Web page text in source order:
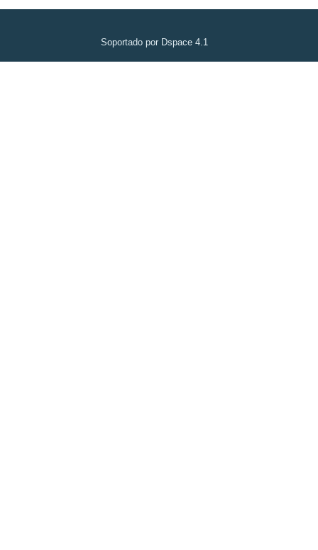
Soportado por Dspace 4.1